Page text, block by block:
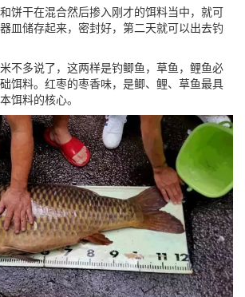
饼干在混合然后掺入刚才的饵料当中，就可
皿储存起来，密封好，第二天就可以出去钓
不多说了，这两样是钓鲫鱼，草鱼，鲤鱼必
饵料。红枣的枣香味，是鲫、鲤、草鱼最具
饵料的核心。